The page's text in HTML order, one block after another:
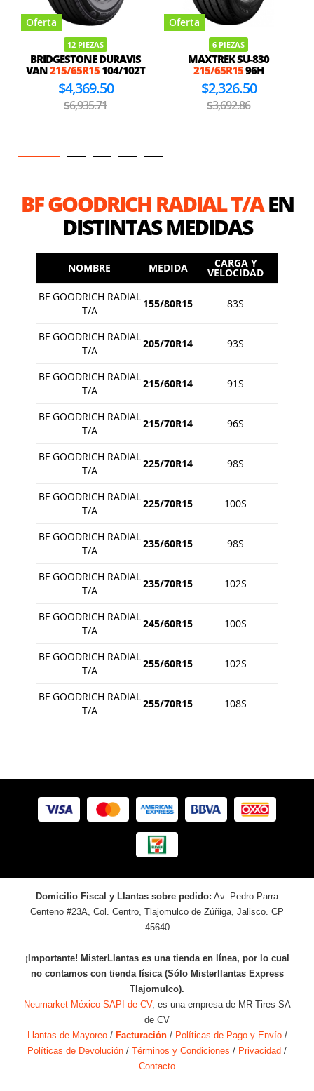
Oferta
12 PIEZAS
BRIDGESTONE DURAVIS
VAN215/65R15104/102T
$4,369.50
$6,935.71
Oferta
6 PIEZAS
MAXTREK SU-830
215/65R1596H
$2,326.50
$3,692.86
BF GOODRICH RADIAL T/AEN
DISTINTAS MEDIDAS
NOMBRE MEDIDA CARGA Y
VELOCIDAD
BF GOODRICH RADIAL
T/A
155/80R15 83S
BF GOODRICH RADIAL
T/A
205/70R14 93S
BF GOODRICH RADIAL
T/A
215/60R14 91S
BF GOODRICH RADIAL
T/A
215/70R14 96S
BF GOODRICH RADIAL
T/A
225/70R14 98S
BF GOODRICH RADIAL
T/A
225/70R15 100S
BF GOODRICH RADIAL
T/A
235/60R15 98S
BF GOODRICH RADIAL
T/A
235/70R15 102S
BF GOODRICH RADIAL
T/A
245/60R15 100S
BF GOODRICH RADIAL
T/A
255/60R15 102S
BF GOODRICH RADIAL
T/A
255/70R15 108S
Domicilio Fiscal y Llantas sobre pedido: Av. Pedro Parra
Centeno #23A, Col. Centro, Tlajomulco de Zúñiga, Jalisco. CP
45640
¡Importante! MisterLlantas es una tienda en línea, por lo cual
no contamos con tienda física (Sólo Misterllantas Express
Tlajomulco).
Neumarket México SAPI de CV, es una empresa de MR Tires SA
de CV
Llantas de Mayoreo/ Facturación/ Políticas de Pago y Envío/
Políticas de Devolución / Términos y Condiciones / Privacidad /
Contacto